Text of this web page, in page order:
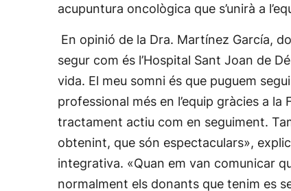
acupuntura oncològica que s’unirà a
En opinió de la Dra. Martínez García,
segur com és l’Hospital Sant Joan de
vida. El meu somni és que puguem
professional més en l’equip gràcies a
tractament actiu com en seguiment.
obtenint, que són espectaculars»,
integrativa. «Quan em van comunicar
normalment els donants que tenim es